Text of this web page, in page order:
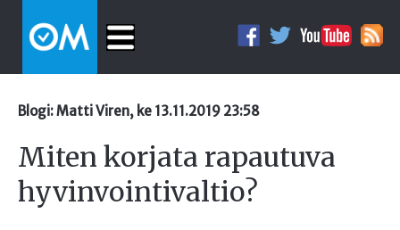
Blogi: Matti Viren, ke 13.11.2019 23:58
Miten korjata rapautuva
hyvinvointivaltio?